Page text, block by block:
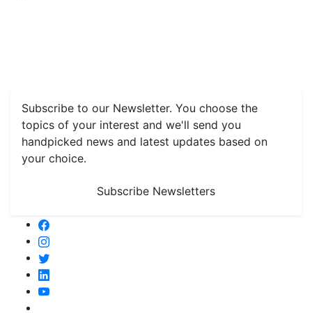
Subscribe to our Newsletter. You choose the
topics of your interest and we'll send you
handpicked news and latest updates based on
your choice.
Subscribe Newsletters